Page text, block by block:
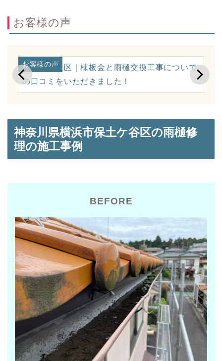
お客様の声
お客様の声
川崎市麻生区｜棟板金と雨樋交換工事について
の口コミをいただきました！
神奈川県横浜市保土ケ谷区の雨樋修
理の施工事例
BEFORE